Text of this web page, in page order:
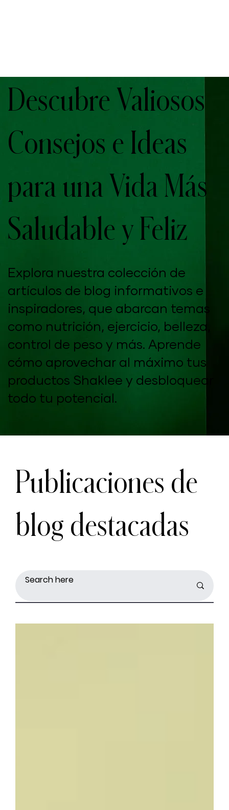
Descubre Valiosos
Consejos e Ideas
para una Vida Más
Saludable y Feliz
Explora nuestra colección de
artículos de blog informativos e
inspiradores, que abarcan temas
como nutrición, ejercicio, belleza,
control de peso y más. Aprende
cómo aprovechar al máximo tus
productos Shaklee y desbloquear
todo tu potencial.
Publicaciones de
blog destacadas